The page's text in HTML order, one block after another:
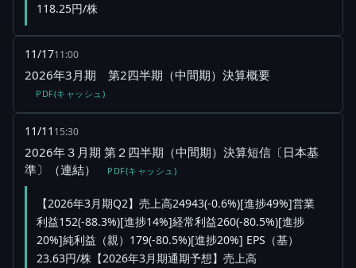
118.25円/株
11/1711:00
2026年3月期 第2四半期（中間期）決算概要
PDF(キャッシュ)
11/11 15:30
2026年３月期 第２四半期（中間期）決算短信〔日本基
準〕（連結）
PDF(キャッシュ)
【2026年3月期Q2】売上高24943(-0.6%)[進捗49%]営業
利益152(-88.3%)[進捗14%]経常利益260(-80.5%)[進捗
20%]純利益（親）179(-80.5%)[進捗20%] EPS（基）
23.63円/株【2026年3月期通期予想】売上高